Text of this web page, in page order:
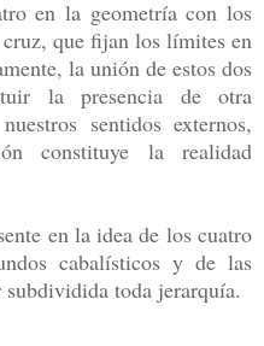
en la geometría con los
que fijan los límites en
la unión de estos dos
la presencia de otra
sentidos externos,
constituye la realidad
en la idea de los cuatro
cabalísticos y de las
subdividida toda jerarquía.